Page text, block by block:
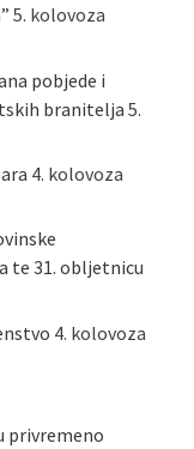
5. kolovoza
pobjede i
branitelja 5.
4. kolovoza
te 31. obljetnicu
4. kolovoza
privremeno